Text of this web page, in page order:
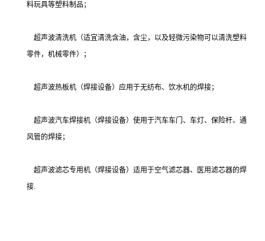
料玩具等塑料制品；
超声波清洗机（适宜清洗含油，含尘，以及轻微污染物可以清洗塑料
零件，机械零件）；
超声波热板机（焊接设备）应用于无纺布、饮水机的焊接；
超声波汽车焊接机（焊接设备）使用于汽车车门、车灯、保险杆、通
风管的焊接；
超声波滤芯专用机（焊接设备）适用于空气滤芯器、医用滤芯器的焊
接.